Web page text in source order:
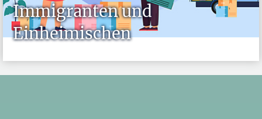
Immigranten und
Einheimischen